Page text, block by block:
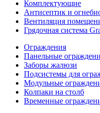
Комплектующие
Антисептик и
Вентиляция
Грядочная система
Ограждения
Панельные
Заборы жалюзи
Подсистемы для
Модульные
Колпаки на столб
Временные